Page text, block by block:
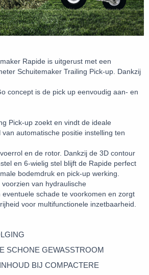
Rapide is uitgerust met een
Schuitemaker Trailing Pick-up. Dankzij
concept is de pick up eenvoudig aan- en
Pick-up zoekt en vindt de ideale
automatische positie instelling ten
en de rotor. Dankzij de 3D contour
en 6-wielig stel blijft de Rapide perfect
bodemdruk en pick-up werking.
van hydraulische
schade te voorkomen en zorgt
voor multifunctionele inzetbaarheid.
SCHONE GEWASSTROOM
BIJ COMPACTERE